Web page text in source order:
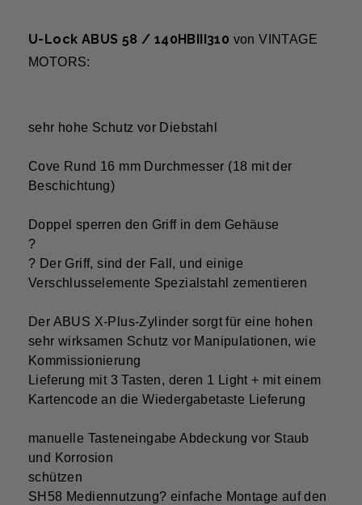
U-Lock ABUS 58 / 140HBIII310 von VINTAGE
MOTORS:
sehr hohe Schutz vor Diebstahl
Cove Rund 16 mm Durchmesser (18 mit der
Beschichtung)
Doppel sperren den Griff in dem Gehäuse
?
? Der Griff, sind der Fall, und einige
Verschlusselemente Spezialstahl zementieren
Der ABUS X-Plus-Zylinder sorgt für eine hohen
sehr wirksamen Schutz vor Manipulationen, wie
Kommissionierung
Lieferung mit 3 Tasten, deren 1 Light + mit einem
Kartencode an die Wiedergabetaste Lieferung
manuelle Tasteneingabe Abdeckung vor Staub
und Korrosion
schützen
SH58 Mediennutzung? einfache Montage auf den